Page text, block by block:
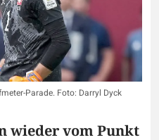
Parade. Foto: Darryl Dyck
wieder vom Punkt